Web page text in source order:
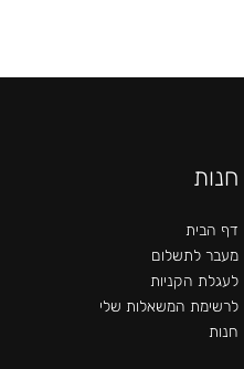
חנות
דף הבית
מעבר לתשלום
לעגלת הקניות
לרשימת המשאלות שלי
חנות